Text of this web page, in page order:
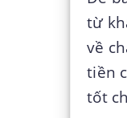
từ
về
tiền
tốt